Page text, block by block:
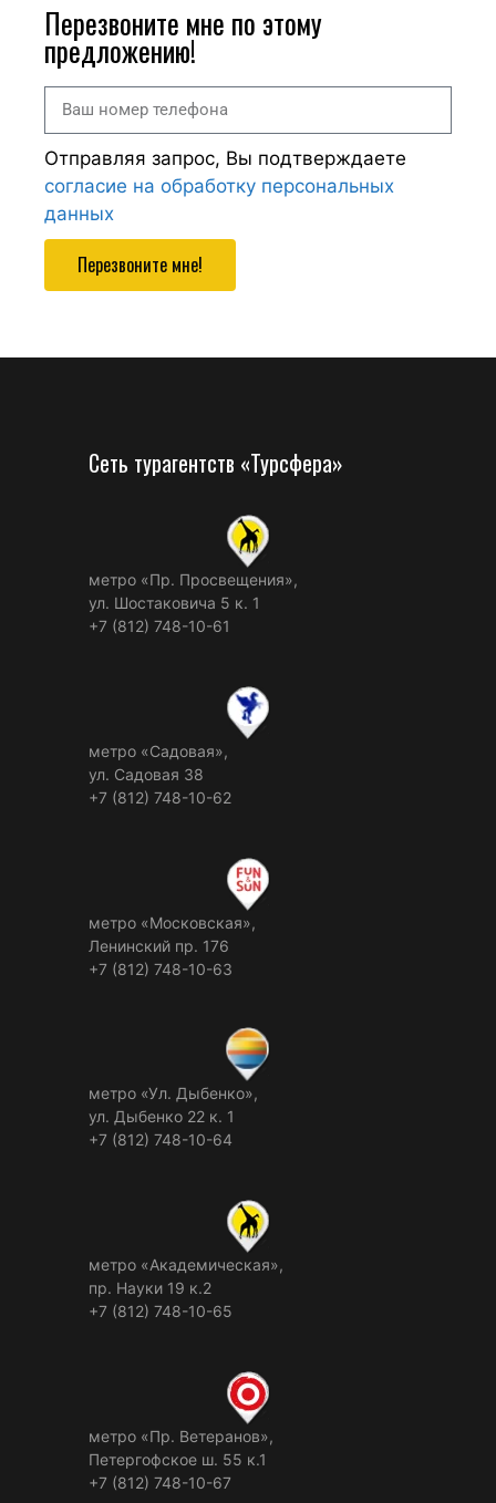
Перезвоните мне по этому
предложению!
Отправляя запрос, Вы подтверждаете
согласие на обработку персональных
данных
Перезвоните мне!
Сеть турагентств «Турсфера»
метро «Пр. Просвещения»,
ул. Шостаковича 5 к. 1
+7 (812) 748-10-61
метро «Садовая»,
ул. Садовая 38
+7 (812) 748-10-62
метро «Московская»,
Ленинский пр. 176
+7 (812) 748-10-63
метро «Ул. Дыбенко»,
ул. Дыбенко 22 к. 1
+7 (812) 748-10-64
метро «Академическая»,
пр. Науки 19 к.2
+7 (812) 748-10-65
метро «Пр. Ветеранов»,
Петергофское ш. 55 к.1
+7 (812) 748-10-67